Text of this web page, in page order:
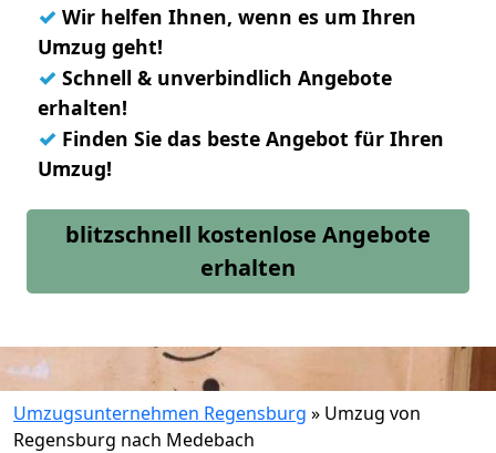
✓ Wir helfen Ihnen, wenn es um Ihren
Umzug geht!
✓ Schnell & unverbindlich Angebote
erhalten!
✓ Finden Sie das beste Angebot für Ihren
Umzug!
blitzschnell kostenlose Angebote
erhalten
Umzugsunternehmen Regensburg » Umzug von
Regensburg nach Medebach